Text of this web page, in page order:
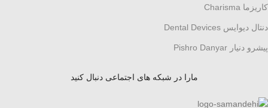
کاریزما Charisma
دنتال دیوایس Dental Devices
پیشرو دنیار Pishro Danyar
مارا در شبکه های اجتماعی دنبال کنید